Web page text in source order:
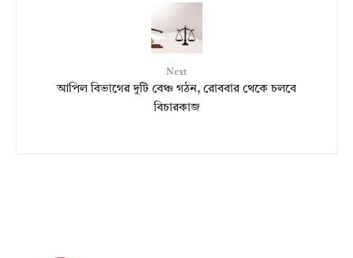
Next
আপিল বিভাগের দুটি বেঞ্চ গঠন, রোববার থেকে চলবে
বিচারকাজ